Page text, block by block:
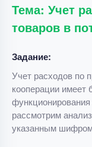
Тема: Учет
товаров в
Задание:
Учет расходов по
кооперации имеет
рассмотрим
указанным